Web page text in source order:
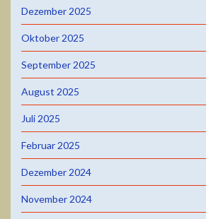
Dezember 2025
Oktober 2025
September 2025
August 2025
Juli 2025
Februar 2025
Dezember 2024
November 2024